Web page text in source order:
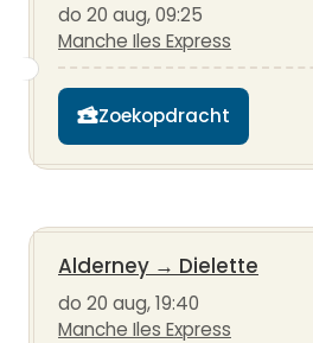
do 20 aug, 09:25
Manche Iles Express
Zoekopdracht
Alderney → Dielette
do 20 aug, 19:40
Manche Iles Express